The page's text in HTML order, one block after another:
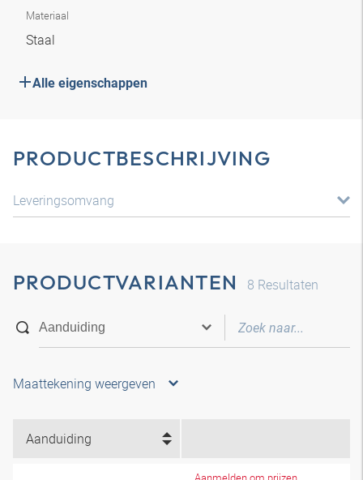
Materiaal
Staal
Alle eigenschappen
PRODUCTBESCHRIJVING
Leveringsomvang
PRODUCTVARIANTEN 8 Resultaten
Maattekening weergeven
Aanduiding